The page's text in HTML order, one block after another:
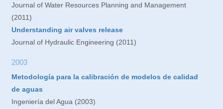
Journal of Water Resources Planning and Management
(2011)
Understanding air valves release
Journal of Hydraulic Engineering (2011)
2003
Metodología para la calibración de modelos de calidad
de aguas
Ingeniería del Agua (2003)